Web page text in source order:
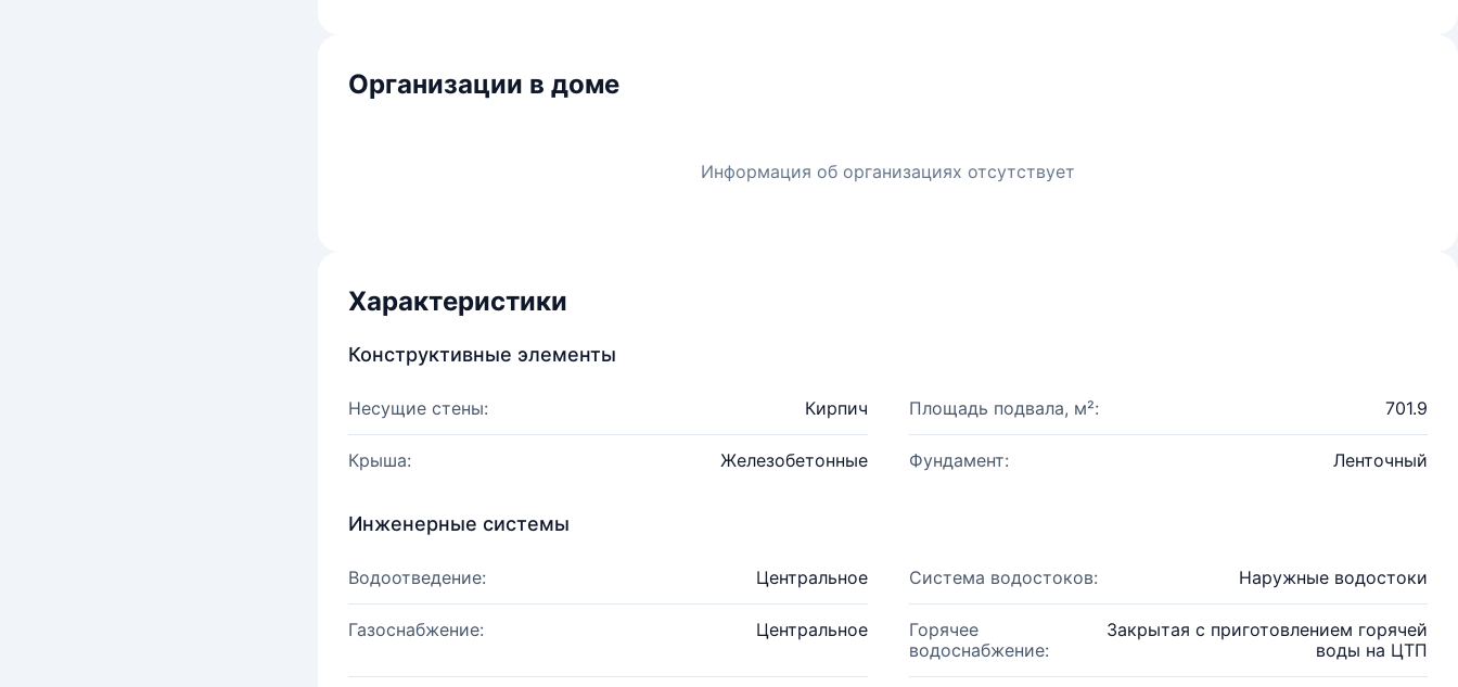
Организации в доме
Информация об организациях отсутствует
Характеристики
Конструктивные элементы
Несущие стены: Кирпич Площадь подвала, м²: 701.9
Крыша: Железобетонные Фундамент: Ленточный
Инженерные системы
Водоотведение: Центральное Система водостоков: Наружные водостоки
Газоснабжение: Центральное
Горячее
водоснабжение:
Закрытая с приготовлением горячей
воды на ЦТП